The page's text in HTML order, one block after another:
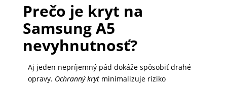
NOTEBOOK
GAMING
AUTOPRÍSLUŠENSTVO
Prečo je kryt na
Samsung A5
nevyhnutnosť?
Aj jeden nepríjemný pád dokáže spôsobiť drahé
opravy. Ochranný krytminimalizuje riziko